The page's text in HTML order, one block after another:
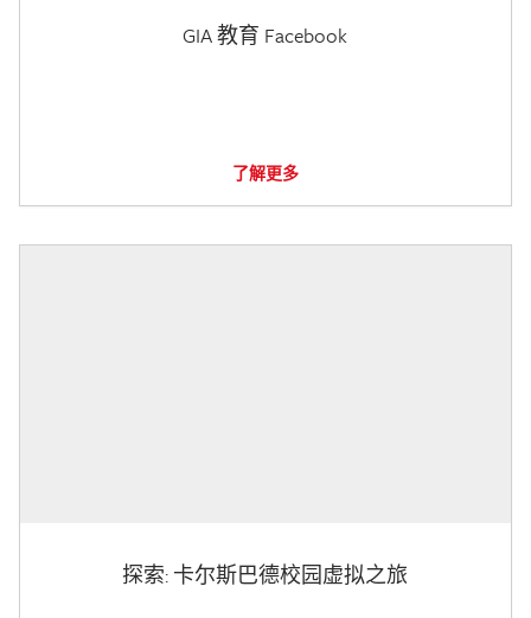
GIA 教育 Facebook
了解更多
探索: 卡尔斯巴德校园虚拟之旅